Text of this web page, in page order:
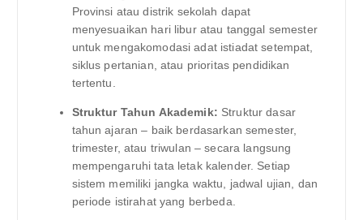
Provinsi atau distrik sekolah dapat
menyesuaikan hari libur atau tanggal semester
untuk mengakomodasi adat istiadat setempat,
siklus pertanian, atau prioritas pendidikan
tertentu.
Struktur Tahun Akademik: Struktur dasar
tahun ajaran – baik berdasarkan semester,
trimester, atau triwulan – secara langsung
mempengaruhi tata letak kalender. Setiap
sistem memiliki jangka waktu, jadwal ujian, dan
periode istirahat yang berbeda.